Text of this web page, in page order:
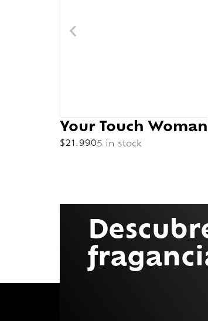
Your Touch Woman
$21.9905 in stock